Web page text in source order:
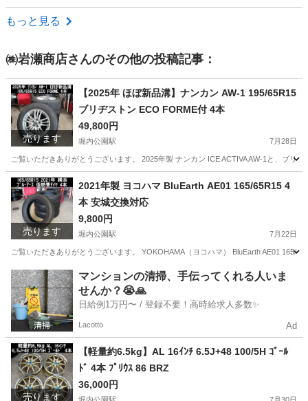
愛知 名古屋市
もっと見る
㈱岩瀬商店さんのその他の投稿記事：
売ります
【2025年 ほぼ新品溝】ナンカン AW-1 195/65R15
ブリヂストン ECO FORME付 4本
49,800円
堀内公園駅 7月28日
ご覧いただきありがとうございます。 2025年製 ナンカン ICE ACTIVA AW-1と、ブ
愛知 安城市 堀内公園駅
売ります
2021年製 ヨコハマ BluEarth AE01 165/65R15 4
本 安城交換対応
9,800円
堀内公園駅 7月22日
ご覧いただきありがとうございます。 YOKOHAMA（ヨコハマ） BluEarth AE01 165/
愛知 安城市 堀内公園駅 タイヤ、ホイール BluEarth
マンションの清掃、手伝ってくれる人いま
せんか？😭🙏
日給例1万円〜 / 登録不要！高時給求人多数✨
Lacotto Ad
売ります
【軽量約6.5kg】AL 16ｲﾝﾁ 6.5J+48 100/5H ｺﾞｰﾙ
ﾄﾞ 4本 ﾌﾟﾘｳｽ 86 BRZ
36,000円